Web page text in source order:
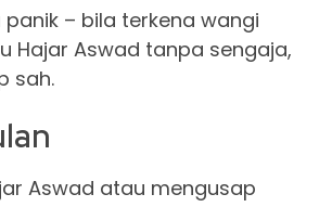
panik – bila terkena wangi
Hajar Aswad tanpa sengaja,
sah.
Aswad atau mengusap